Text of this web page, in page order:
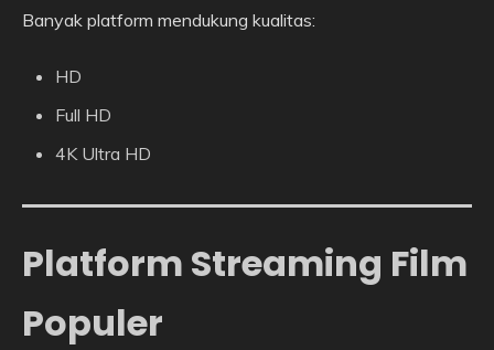
Banyak platform mendukung kualitas:
HD
Full HD
4K Ultra HD
Platform Streaming Film
Populer